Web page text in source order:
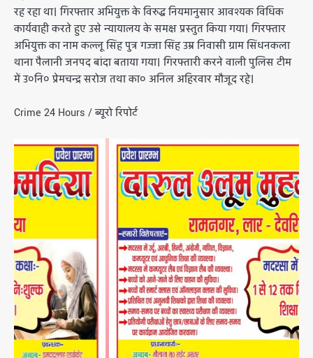
रह रहा था। गिरफ्तार अभियुक्त के विरुद्ध नियमानुसार आवश्यक विधिक
कार्यवाही करते हुए उसे न्यायालय के समक्ष प्रस्तुत किया गया। गिरफ्तार
अभियुक्त का नाम कल्लू सिंह पुत्र गज्जा सिंह उम्र निवासी ग्राम सिंधनकला
थाना पैलानी जनपद बांदा बताया गया। गिरफ्तारी करने वाली पुलिस टीम
में उ०नि० प्रेमचन्द्र सरोज तथा का० अनिल अहिरवार मौजूद रहे।
Crime 24 Hours / ब्यूरो रिपोर्ट